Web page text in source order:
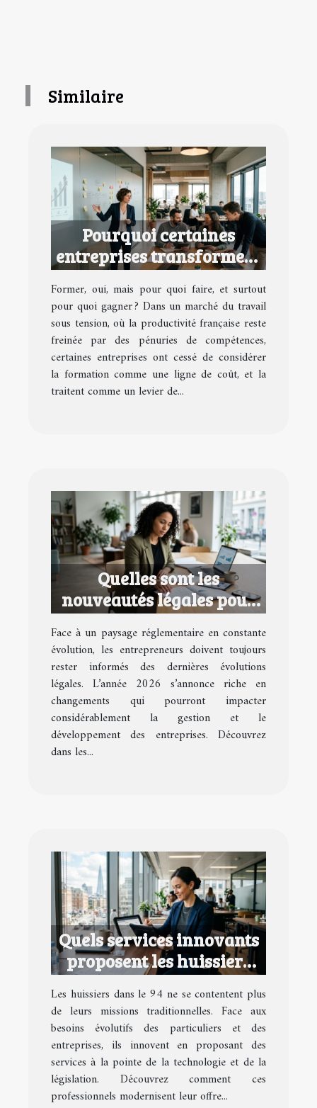
Similaire
Pourquoi certaines
entreprises transforment
la formation en avantage
concurrentiel
Former, oui, mais pour quoi faire, et surtout
pour quoi gagner ? Dans un marché du travail
sous tension, où la productivité française reste
freinée par des pénuries de compétences,
certaines entreprises ont cessé de considérer
la formation comme une ligne de coût, et la
traitent comme un levier de...
Quelles sont les
nouveautés légales pour
les entrepreneurs en 2026
?
Face à un paysage réglementaire en constante
évolution, les entrepreneurs doivent toujours
rester informés des dernières évolutions
légales. L’année 2026 s’annonce riche en
changements qui pourront impacter
considérablement la gestion et le
développement des entreprises. Découvrez
dans les...
Quels services innovants
proposent les huissiers
dans le 94 ?
Les huissiers dans le 94 ne se contentent plus
de leurs missions traditionnelles. Face aux
besoins évolutifs des particuliers et des
entreprises, ils innovent en proposant des
services à la pointe de la technologie et de la
législation. Découvrez comment ces
professionnels modernisent leur offre...